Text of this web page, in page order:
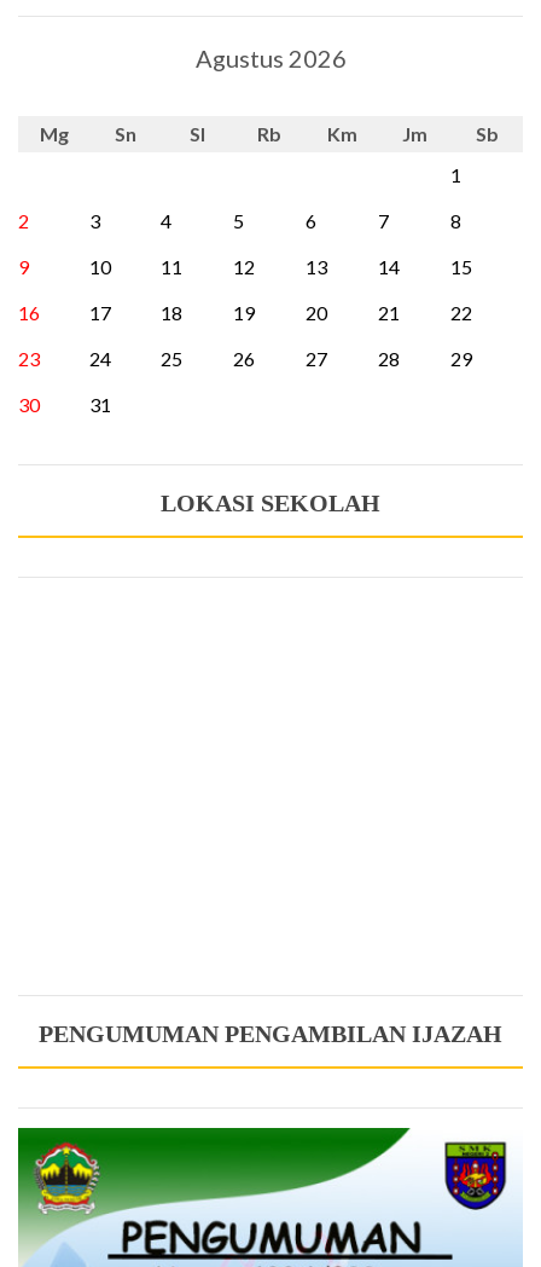
Agustus 2026
Mg Sn Sl Rb Km Jm
Sb
1
2
3 4 5 6 7
8
9
10 11 12 13 14
15
16
17 18 19 20 21
22
23
24 25 26 27 28
29
30
31
LOKASI SEKOLAH
PENGUMUMAN PENGAMBILAN IJAZAH